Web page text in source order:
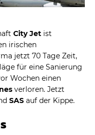
City Jet ist
irischen
jetzt 70 Tage Zeit,
für eine Sanierung
Wochen einen
verloren. Jetzt
SAS auf der Kippe.